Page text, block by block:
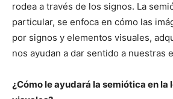
rodea a través de los signos. La
particular, se enfoca en cómo las
por signos y elementos visuales,
nos ayudan a dar sentido a nuestras
¿Cómo le ayudará la semiótica en la